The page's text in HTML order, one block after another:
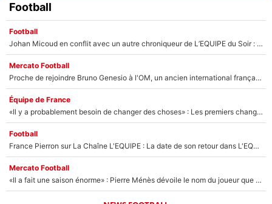
Football
Football
Johan Micoud en conflit avec un autre chroniqueur de L’EQUIPE du Soir : «Pendant un moment, je ne les ai pas remis ensemble dans l'émission»
Mercato Football
Proche de rejoindre Bruno Genesio à l'OM, un ancien international français va finalement débarquer... sur RMC !
Équipe de France
«Il y a probablement besoin de changer des choses» : Les premiers changements de Zinedine Zidane en équipe de France sont révélés ?
Football
France Pierron sur La Chaîne L'EQUIPE : La date de son retour dans L'EQUIPE de Choc est connue... et c'était très attendu
Mercato Football
«Il a fait une saison énorme» : Pierre Ménès dévoile le nom du joueur que l’OM devait absolument recruter cet été, l’IA valide la piste !